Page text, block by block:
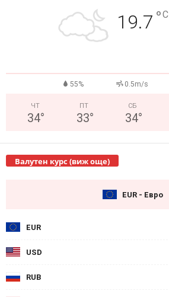
19.7 °C
55% 0.5m/s
ЧТ
34°
ПТ
33°
СБ
34°
Валутен курс (виж още)
EUR - Евро
EUR
USD
RUB